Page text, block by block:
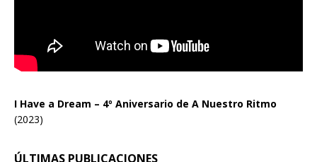
I Have a Dream – 4º Aniversario de A Nuestro Ritmo
(2023)
ÚLTIMAS PUBLICACIONES